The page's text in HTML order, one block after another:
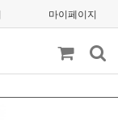
마이페이지